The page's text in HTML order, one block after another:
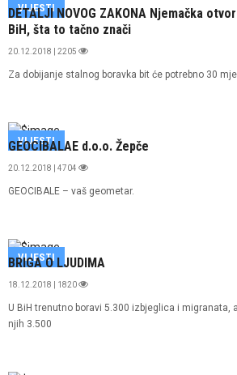
VIJESTI
DETALJI NOVOG ZAKONA Njemačka
BiH, šta to tačno znači
20.12.2018 | 2205
Za dobijanje stalnog boravka bit će potrebno 30
VIJESTI
GEOCIBALAE d.o.o. Žepče
20.12.2018 | 4704
GEOCIBALE – vaš geometar.
VIJESTI
BRIGA O LJUDIMA
18.12.2018 | 1820
U BiH trenutno boravi 5.300 izbjeglica i migranata,
njih 3.500